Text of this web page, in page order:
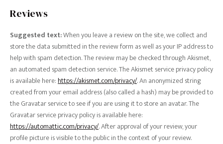
Reviews
Suggested text:When you leave a review on the site, we collect and
store the data submitted in the review form as well as your IP address to
help with spam detection. The review may be checked through Akismet,
an automated spam detection service. The Akismet service privacy policy
is available here:https://akismet.com/privacy/. An anonymized string
created from your email address (also called a hash) may be provided to
the Gravatar service to see if you are using it to store an avatar. The
Gravatar service privacy policy is available here:
https://automattic.com/privacy/. After approval of your review, your
profile picture is visible to the public in the context of your review.